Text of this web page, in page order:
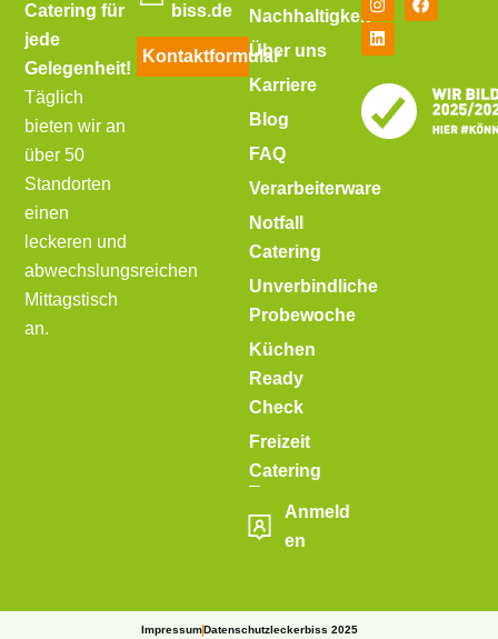
Catering für
jede
Gelegenheit!
Täglich
bieten wir an
über 50
Standorten
einen
leckeren und
abwechslungsreichen
Mittagstisch
an.
biss.de
Kontaktformular
Nachhaltigkeit
Über uns
Karriere
Blog
FAQ
Verarbeiterware
Notfall
Catering
Unverbindliche
Probewoche
Küchen
Ready
Check
Freizeit
Catering
Anmeld
en
Impressum Datenschutzleckerbiss 2025